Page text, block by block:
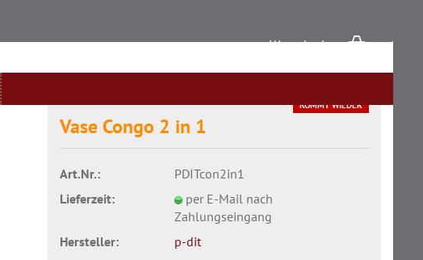
Konto erstellen
Passwort vergessen?
Warenkorb
KOMMT WIEDER
Vase Congo 2 in 1
Art.Nr.:
PDITcon2in1
Lieferzeit:
per E-Mail nach
Zahlungseingang
Hersteller:
p-dit